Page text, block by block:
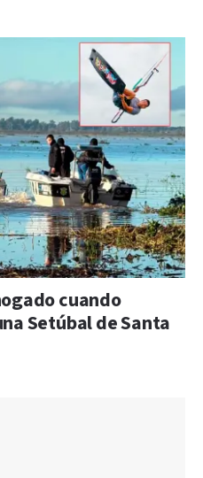
cuando
Setúbal de Santa